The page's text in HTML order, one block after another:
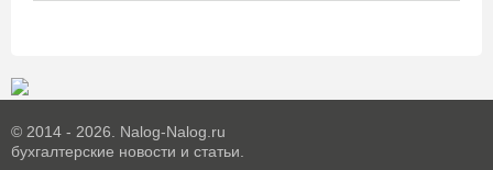
© 2014 - 2026. Nalog-Nalog.ru
бухгалтерские новости и статьи.